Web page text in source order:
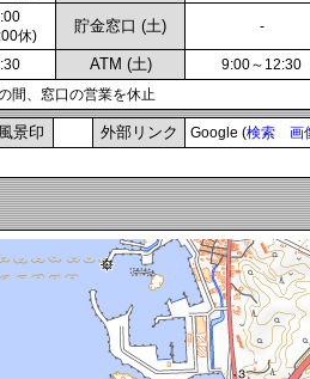
休)
貯金窓口 (土) -
ATM (土) 9:00～12:30
間、窓口の営業を休止
風景印 外部リンク Google (検索 画